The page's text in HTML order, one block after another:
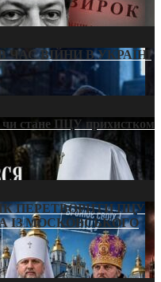
ВІЙНИ В УКРАЇНІ
чи стане ПЦУ прихистком
ПЕРЕТВОРИТИ ПЦУ
ІЗ МОСКОВСЬКОГО